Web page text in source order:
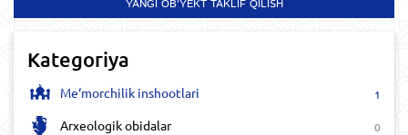
YANGI OB'YEKT TAKLIF QILISH
Kategoriya
Me‘morchilik inshootlari 1
Arxeologik obidalar 0